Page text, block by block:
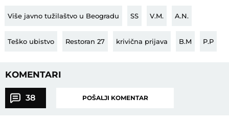
Više javno tužilaštvo u Beogradu SS V.M. A.N.
Teško ubistvo Restoran 27 krivična prijava B.M P.P
KOMENTARI
38 POŠALJI KOMENTAR